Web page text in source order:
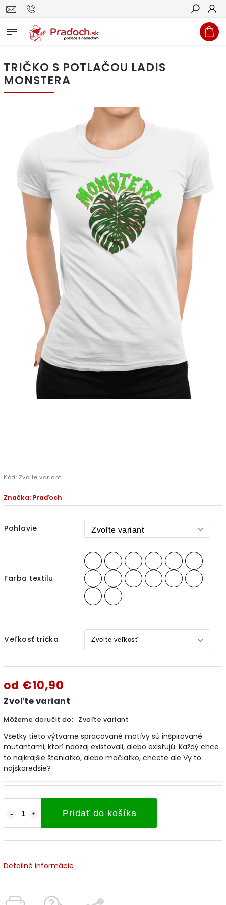
Hľadať
TRIČKO S POTLAČOU LADIS
MONSTERA
Kód: Zvoľte variant
Značka: Praďoch
Pohlavie
Farba textilu
Veľkosť trička
od €10,90
Zvoľte variant
Môžeme doručiť do: Zvoľte variant
Pridať do košíka
Všetky tieto výtvarne spracované motívy sú inšpirované
mutantami, ktorí naozaj existovali, alebo existujú. Každý chce
to najkrajšie šteniatko, alebo mačiatko, chcete ale Vy to
najškaredšie?
Detailné informácie